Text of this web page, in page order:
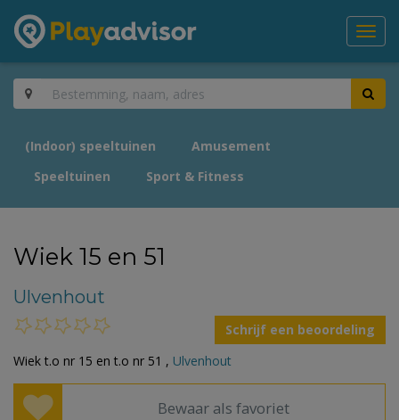
(Indoor) speeltuinen
Amusement
Speeltuinen
Sport & Fitness
Wiek 15 en 51
Ulvenhout
Schrijf een beoordeling
Wiek t.o nr 15 en t.o nr 51 , Ulvenhout
Bewaar als favoriet